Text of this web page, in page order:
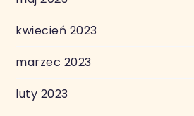
kwiecień 2023
marzec 2023
luty 2023